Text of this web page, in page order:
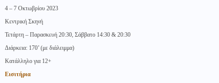
4 – 7 Οκτωβρίου 2023
Κεντρική Σκηνή
Τετάρτη – Παρασκευή 20:30, Σάββατο 14:30 & 20:30
Διάρκεια: 170’ (με διάλειμμα)
Κατάλληλο για 12+
Εισιτήρια